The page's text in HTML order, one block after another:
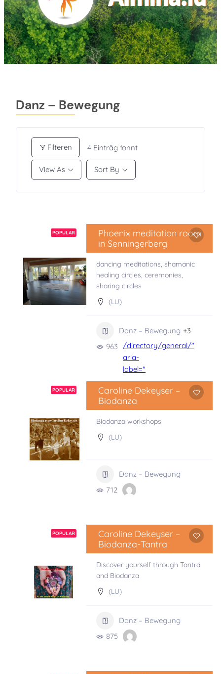
Danz – Bewegung
Filteren 4 Einträg fonnt
View As Sort By
POPULAR
Phoenix meditation room
in Senningerberg
dancing meditations, shamanic
healing circles, ceremonies,
sharing circles
(LU)
Danz – Bewegung +3
963
/directory/general/"
aria-
label="
"
class="">
POPULAR
Caroline Dekeyser –
Biodanza
Biodanza workshops
(LU)
Danz – Bewegung
712
POPULAR
Caroline Dekeyser –
Biodanza-Tantra
Discover yourself through Tantra
and Biodanza
(LU)
Danz – Bewegung
875